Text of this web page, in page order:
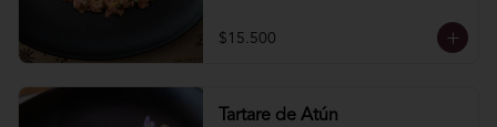
$15.500
Tartare de Atún